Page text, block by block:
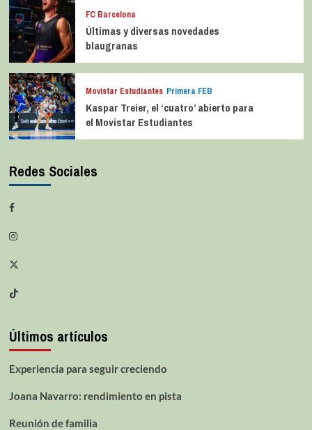
FC Barcelona
Últimas y diversas novedades
blaugranas
Movistar Estudiantes Primera FEB
Kaspar Treier, el ‘cuatro’ abierto para
el Movistar Estudiantes
Redes Sociales
Últimos artículos
Experiencia para seguir creciendo
Joana Navarro: rendimiento en pista
Reunión de familia